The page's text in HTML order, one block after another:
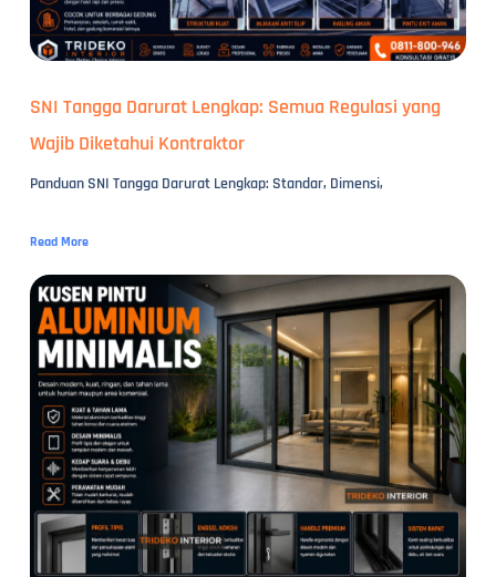
SNI Tangga Darurat Lengkap: Semua Regulasi yang
Wajib Diketahui Kontraktor
Panduan SNI Tangga Darurat Lengkap: Standar, Dimensi,
Read More